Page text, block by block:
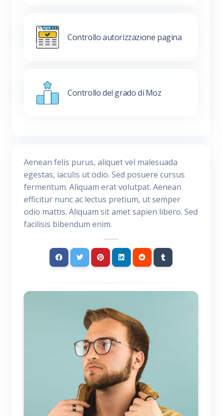
Controllo autorizzazione pagina
Controllo del grado di Moz
Aenean felis purus, aliquet vel malesuada
egestas, iaculis ut odio. Sed posuere cursus
fermentum. Aliquam erat volutpat. Aenean
efficitur nunc ac lectus pretium, ut semper
odio mattis. Aliquam sit amet sapien libero. Sed
facilisis bibendum enim.